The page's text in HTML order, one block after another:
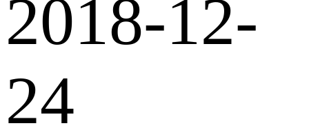
2018-12-
24